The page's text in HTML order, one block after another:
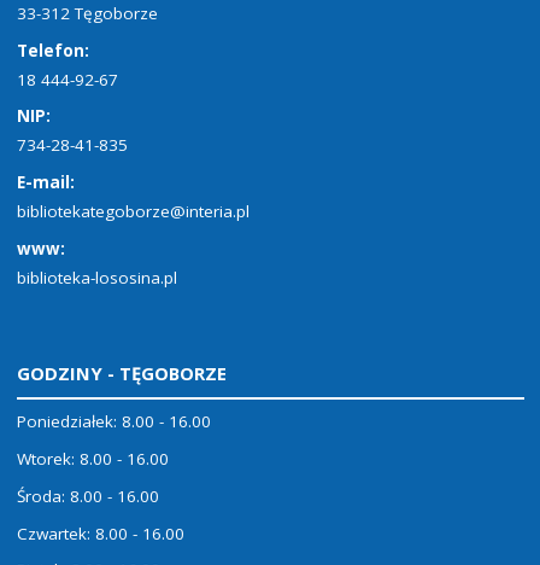
33-312 Tęgoborze
Telefon:
18 444-92-67
NIP:
734-28-41-835
E-mail:
bibliotekategoborze@interia.pl
www:
biblioteka-lososina.pl
GODZINY - TĘGOBORZE
Poniedziałek: 8.00 - 16.00
Wtorek: 8.00 - 16.00
Środa: 8.00 - 16.00
Czwartek: 8.00 - 16.00